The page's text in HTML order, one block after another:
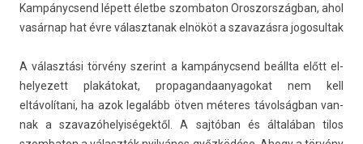
Kam­pányc­send lépett életbe szom­baton Oros­zország­ban, ahol
vasárnap hat évre választanak elnököt a szavazás­ra jogosul­tak
A választási törvény szerint a kam­pányc­send beállta előtt el­
helyezett plakátokat, pro­pagan­daanyagokat nem kell
eltávolítani, ha azok legalább ötven méteres távolságban van­
nak a szavazóhelyiségek­től. A sajtóban és általában tilos